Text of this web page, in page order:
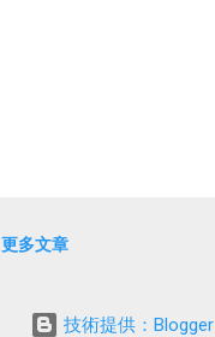
更多文章
技術提供：Blogger